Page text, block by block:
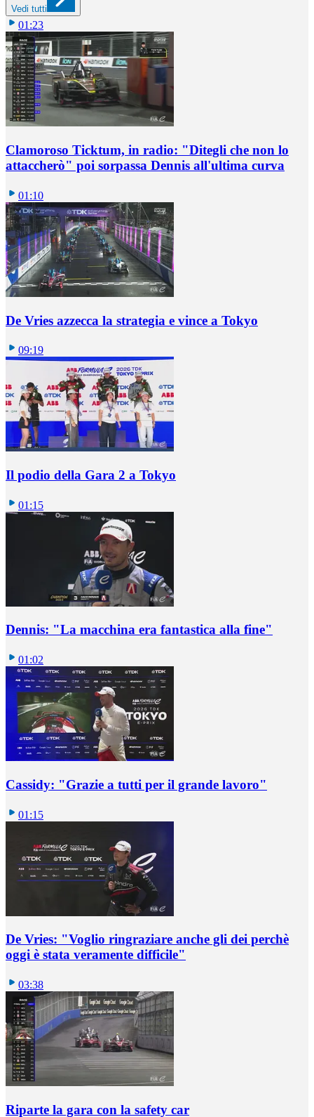
Vedi tutti
01:23
Clamoroso Ticktum, in radio: "Ditegli che non lo
attaccherò" poi sorpassa Dennis all'ultima curva
01:10
De Vries azzecca la strategia e vince a Tokyo
09:19
Il podio della Gara 2 a Tokyo
01:15
Dennis: "La macchina era fantastica alla fine"
01:02
Cassidy: "Grazie a tutti per il grande lavoro"
01:15
De Vries: "Voglio ringraziare anche gli dei perchè
oggi è stata veramente difficile"
03:38
Riparte la gara con la safety car